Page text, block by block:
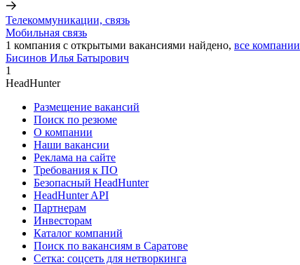
Телекоммуникации, связь
Мобильная связь
1 компания с открытыми вакансиями найдено, все компании
Бисинов Илья Батырович
1
HeadHunter
Размещение вакансий
Поиск по резюме
О компании
Наши вакансии
Реклама на сайте
Требования к ПО
Безопасный HeadHunter
HeadHunter API
Партнерам
Инвесторам
Каталог компаний
Поиск по вакансиям в Саратове
Сетка: соцсеть для нетворкинга